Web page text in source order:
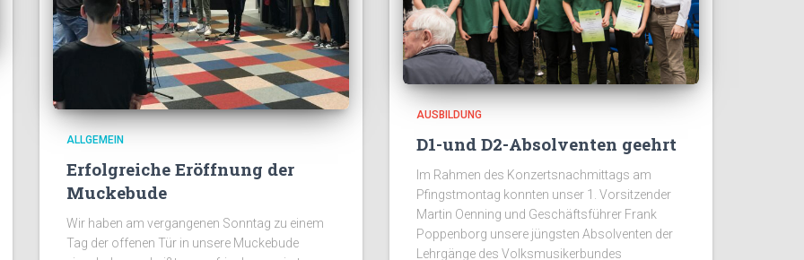
ALLGEMEIN
Erfolgreiche Eröffnung der
Muckebude
Wir haben am vergangenen Sonntag zu einem
Tag der offenen Tür in unsere Muckebude
AUSBILDUNG
D1-und D2-Absolventen geehrt
Im Rahmen des Konzertsnachmittags am
Pfingstmontag konnten unser 1. Vorsitzender
Martin Oenning und Geschäftsführer Frank
Poppenborg unsere jüngsten Absolventen der
Lehrgänge des Volksmusikerbundes